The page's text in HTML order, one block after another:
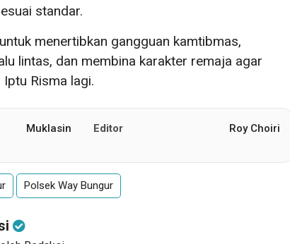
standar.
menertibkan gangguan kamtibmas,
lintas, dan membina karakter remaja agar
Iptu Risma lagi.
Muklasin Editor Roy Choiri
Polsek Way Bungur